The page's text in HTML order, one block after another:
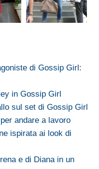
di Gossip Girl:
in Gossip Girl
sul set di Gossip Girl
andare a lavoro
ispirata ai look di
e di Diana in un